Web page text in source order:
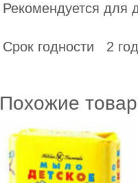
Рекомендуется для
Срок годности 2
Похожие